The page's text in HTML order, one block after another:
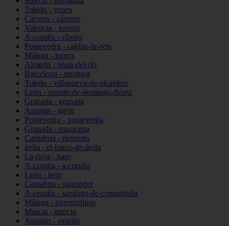
Toledo - yepes
Cáceres - cáceres
Valencia - torrent
A-coruña - ribeira
Pontevedra - caldas-de-reis
Málaga - torrox
Almería - olula-del-río
Barcelona - montgat
Toledo - villanueva-de-alcardete
León - puente-de-domingo-flórez
Granada - granada
Asturias - gijón
Pontevedra - pontevedra
Granada - maracena
Cantabria - riotuerto
ávila - el-barco-de-ávila
La-rioja - haro
A-coruña - a-coruña
León - león
Cantabria - santander
A-coruña - santiago-de-compostela
Málaga - torremolinos
Murcia - murcia
Asturias - oviedo